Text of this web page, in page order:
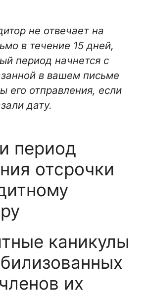
не отвечает на
в течение 15 дней,
период начнется с
в вашем письме
его отправления, если
дату.
период
отсрочки